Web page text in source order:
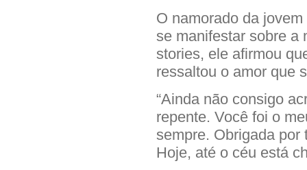
O namorado da
se manifestar sobre a
stories, ele afirmou
ressaltou o amor que
“Ainda não consigo
repente. Você foi o
sempre. Obrigada por
Hoje, até o céu está